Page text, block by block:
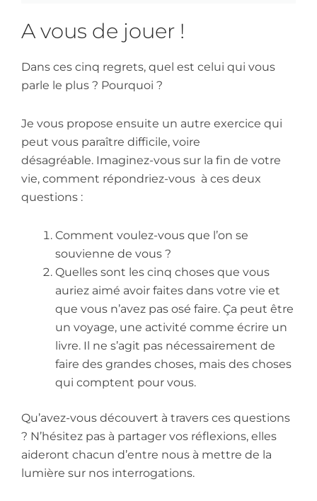
A vous de jouer !
Dans ces cinq regrets, quel est celui qui vous
parle le plus ? Pourquoi ?
Je vous propose ensuite un autre exercice qui
peut vous paraître difficile, voire
désagréable. Imaginez-vous sur la fin de votre
vie, comment répondriez-vous à ces deux
questions :
Comment voulez-vous que l’on se
souvienne de vous ?
Quelles sont les cinq choses que vous
auriez aimé avoir faites dans votre vie et
que vous n’avez pas osé faire. Ça peut être
un voyage, une activité comme écrire un
livre. Il ne s’agit pas nécessairement de
faire des grandes choses, mais des choses
qui comptent pour vous.
Qu’avez-vous découvert à travers ces questions
? N’hésitez pas à partager vos réflexions, elles
aideront chacun d’entre nous à mettre de la
lumière sur nos interrogations.